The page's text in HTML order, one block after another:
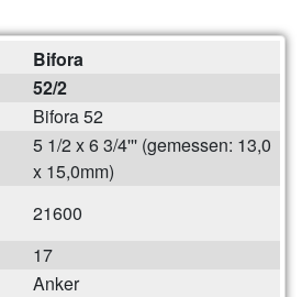
Bifora
52/2
Bifora 52
5 1/2 x 6 3/4''' (gemessen: 13,0
x 15,0mm)
21600
17
Anker